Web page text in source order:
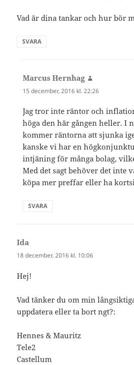
Vad är dina tankar och hur bör
SVARA
Marcus Hernhag
15 december, 2016 kl. 22:26
Jag tror inte räntor och
höga den här gången heller. I
kommer räntorna att sjunka
kanske vi har en
intjäning för många bolag,
Med det sagt behöver det inte
köpa mer preffar eller ha
SVARA
Ida
18 december, 2016 kl. 10:06
Hej!
Vad tänker du om min
uppdatera eller ta bort ngt?:
Hennes & Mauritz
Tele2
Castellum